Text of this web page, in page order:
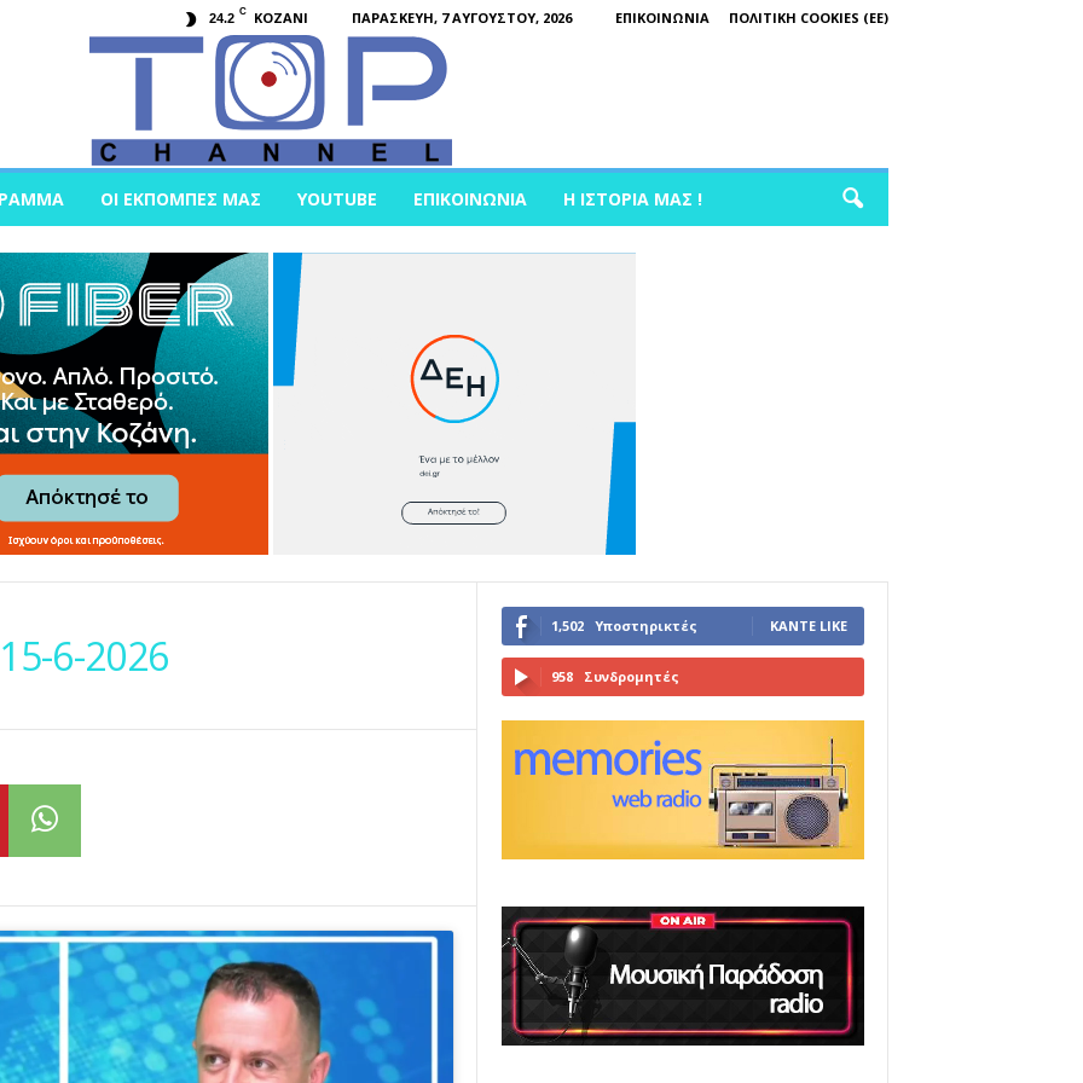
24.2 C KOZANI ΠΑΡΑΣΚΕΥΉ, 7 ΑΥΓΟΎΣΤΟΥ, 2026 ΕΠΙΚΟΙΝΩΝΊΑ ΠΟΛΙΤΙΚΉ COOKIES (ΕΕ)
ΟΙ ΕΚΠΟΜΠΈΣ ΜΑΣ YOUTUBE ΕΠΙΚΟΙΝΩΝΊΑ Η ΙΣΤΟΡΊΑ ΜΑΣ !
6-2026
1,502 Υποστηρικτές ΚΆΝΤΕ LIKE
958 Συνδρομητές
ΓΊΝΕΤΕ ΣΥΝΔΡΟΜΗΤΉΣ